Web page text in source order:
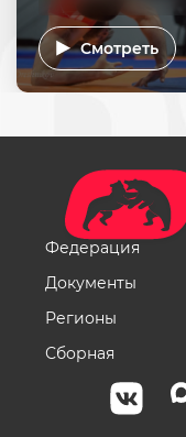
Смотреть
Федерация
Документы
Регионы
Сборная